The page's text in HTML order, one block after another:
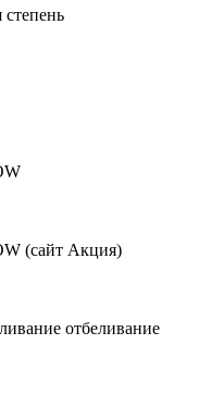
степень
(сайт Акция)
отбеливание